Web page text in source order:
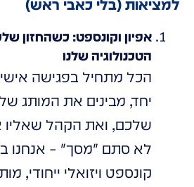
למציאות (בלי כאבי ראש)
אפיון וקונספט: כשהחזון
הטכנולוגיה שלנו
הכל מתחיל בפגישה
יחד, מבינים את המותג
שלכם, ואת הקהל שאליו
לא סתם "מסך" – אנחנו
קונספט ויזואלי ייחודי,